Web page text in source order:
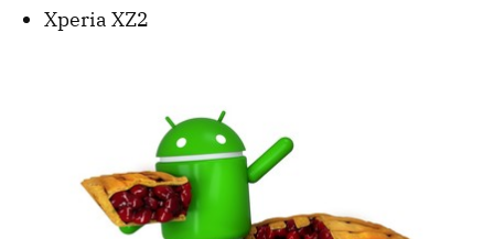
Xperia XZ2